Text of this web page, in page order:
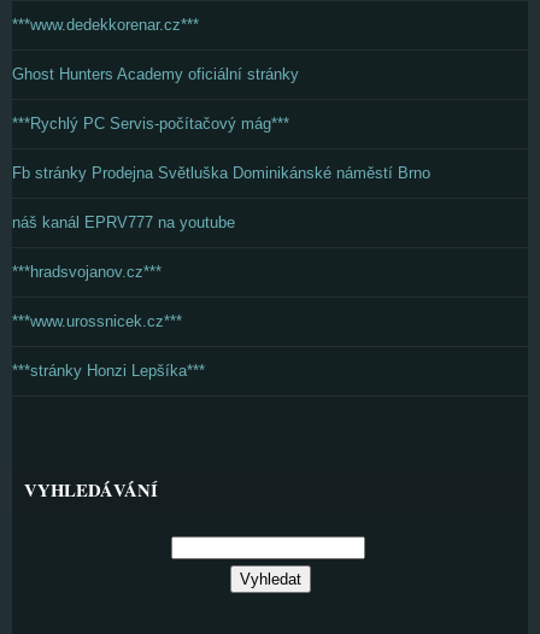
***www.dedekkorenar.cz***
Ghost Hunters Academy oficiální stránky
***Rychlý PC Servis-počítačový mág***
Fb stránky Prodejna Světluška Dominikánské náměstí Brno
náš kanál EPRV777 na youtube
***hradsvojanov.cz***
***www.urossnicek.cz***
***stránky Honzi Lepšíka***
VYHLEDÁVÁNÍ